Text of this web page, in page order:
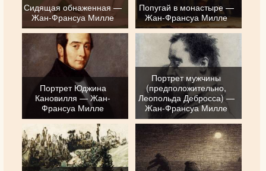
Сидящая обнаженная —
Жан-Франсуа Милле
Попугай в монастыре —
Жан-Франсуа Милле
Портрет Юджина
Кановилля — Жан-
Франсуа Милле
Портрет мужчины
(предположительно,
Леопольда Дебросса) —
Жан-Франсуа Милле